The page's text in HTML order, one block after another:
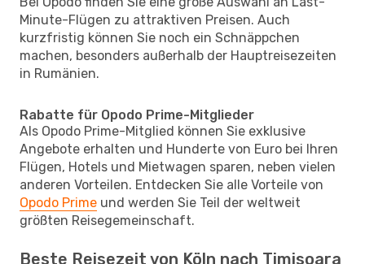
Minute-Flügen zu attraktiven Preisen. Auch
kurzfristig können Sie noch ein Schnäppchen
machen, besonders außerhalb der Hauptreisezeiten
in Rumänien.
Rabatte für Opodo Prime-Mitglieder
Als Opodo Prime-Mitglied können Sie exklusive
Angebote erhalten und Hunderte von Euro bei Ihren
Flügen, Hotels und Mietwagen sparen, neben vielen
anderen Vorteilen. Entdecken Sie alle Vorteile von
Opodo Prime und werden Sie Teil der weltweit
größten Reisegemeinschaft.
Beste Reisezeit von Köln nach Timisoara